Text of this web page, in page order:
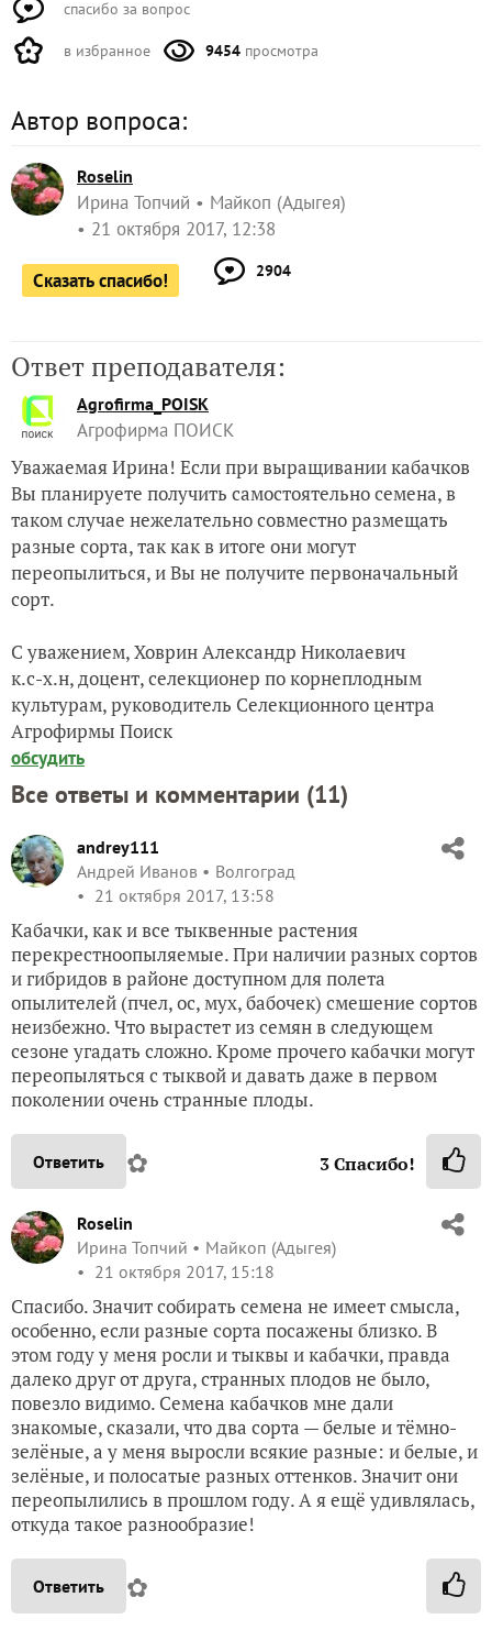
спасибо за вопрос
в избранное 9454 просмотра
Автор вопроса:
Roselin
Ирина Топчий
Майкоп (Адыгея)
21 октября 2017, 12:38
Сказать спасибо! 2904
Ответ преподавателя:
Agrofirma_POISK
Агрофирма ПОИСК
Уважаемая Ирина! Если при выращивании кабачков
Вы планируете получить самостоятельно семена, в
таком случае нежелательно совместно размещать
разные сорта, так как в итоге они могут
переопылиться, и Вы не получите первоначальный
сорт.
С уважением, Ховрин Александр Николаевич
к.с-х.н, доцент, селекционер по корнеплодным
культурам, руководитель Селекционного центра
Агрофирмы Поиск
обсудить
Все ответы и комментарии (11)
andrey111
Андрей Иванов
Волгоград
21 октября 2017, 13:58
Кабачки, как и все тыквенные растения
перекрестноопыляемые. При наличии разных сортов
и гибридов в районе доступном для полета
опылителей (пчел, ос, мух, бабочек) смешение сортов
неизбежно. Что вырастет из семян в следующем
сезоне угадать сложно. Кроме прочего кабачки могут
переопыляться с тыквой и давать даже в первом
поколении очень странные плоды.
Ответить ✿ 3Спасибо!
Roselin
Ирина Топчий
Майкоп (Адыгея)
21 октября 2017, 15:18
Спасибо. Значит собирать семена не имеет смысла,
особенно, если разные сорта посажены близко. В
этом году у меня росли и тыквы и кабачки, правда
далеко друг от друга, странных плодов не было,
повезло видимо. Семена кабачков мне дали
знакомые, сказали, что два сорта — белые и тёмно-
зелёные, а у меня выросли всякие разные: и белые, и
зелёные, и полосатые разных оттенков. Значит они
переопылились в прошлом году. А я ещё удивлялась,
откуда такое разнообразие!
Ответить ✿